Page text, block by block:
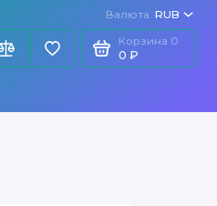
Валюта RUB
Корзина 0
0 ₽